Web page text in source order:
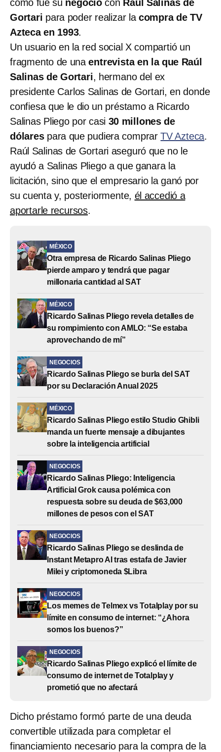
cómo fue su negociocon Raúl Salinas de
Gortari para poder realizar la compra de TV
Azteca en 1993.
Un usuario en la red social X compartió un
fragmento de unaentrevista en la que Raúl
Salinas de Gortari, hermano del ex
presidente Carlos Salinas de Gortari, en donde
confiesa que le dio un préstamo a Ricardo
Salinas Pliego por casi 30 millones de
dólarespara que pudiera comprarTV Azteca.
Raúl Salinas de Gortari aseguró que no le
ayudó a Salinas Pliego a que ganara la
licitación, sino que el empresario la ganó por
su cuenta y, posteriormente, él accedió a
aportarle recursos.
MÉXICO
Otra empresa de Ricardo Salinas Pliego
pierde amparo y tendrá que pagar
millonaria cantidad al SAT
MÉXICO
Ricardo Salinas Pliego revela detalles de
su rompimiento con AMLO: “Se estaba
aprovechando de mí”
NEGOCIOS
Ricardo Salinas Pliego se burla del SAT
por su Declaración Anual 2025
MÉXICO
Ricardo Salinas Pliego estilo Studio Ghibli
manda un fuerte mensaje a dibujantes
sobre la inteligencia artificial
NEGOCIOS
Ricardo Salinas Pliego: Inteligencia
Artificial Grok causa polémica con
respuesta sobre su deuda de $63,000
millones de pesos con el SAT
NEGOCIOS
Ricardo Salinas Pliego se deslinda de
Instant Metapro AI tras estafa de Javier
Milei y criptomoneda $Libra
NEGOCIOS
Los memes de Telmex vs Totalplay por su
límite en consumo de internet: “¿Ahora
somos los buenos?”
NEGOCIOS
Ricardo Salinas Pliego explicó el límite de
consumo de internet de Totalplay y
prometió que no afectará
Dicho préstamo formó parte de una deuda
convertible utilizada para completar el
financiamiento necesario para la compra de la